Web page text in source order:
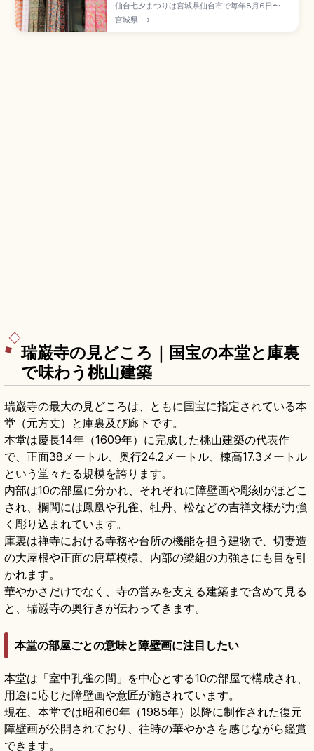
仙台七夕まつりは宮城県仙台市で毎年8月6日〜8
日に開催される伝統行事で、仙台藩祖・伊達政宗
が技芸上達を願って奨励したのが始まりとされる
宮城県 →
瑞巌寺の見どころ｜国宝の本堂と庫裏
で味わう桃山建築
瑞巌寺の最大の見どころは、ともに国宝に指定されている本
堂（元方丈）と庫裏及び廊下です。
本堂は慶長14年（1609年）に完成した桃山建築の代表作
で、正面38メートル、奥行24.2メートル、棟高17.3メートル
という堂々たる規模を誇ります。
内部は10の部屋に分かれ、それぞれに障壁画や彫刻がほどこ
され、欄間には鳳凰や孔雀、牡丹、松などの吉祥文様が力強
く彫り込まれています。
庫裏は禅寺における寺務や台所の機能を担う建物で、切妻造
の大屋根や正面の唐草模様、内部の梁組の力強さにも目を引
かれます。
華やかさだけでなく、寺の営みを支える建築まで含めて見る
と、瑞巌寺の奥行きが伝わってきます。
本堂の部屋ごとの意味と障壁画に注目したい
本堂は「室中孔雀の間」を中心とする10の部屋で構成され、
用途に応じた障壁画や意匠が施されています。
現在、本堂では昭和60年（1985年）以降に制作された復元
障壁画が公開されており、往時の華やかさを感じながら鑑賞
できます。